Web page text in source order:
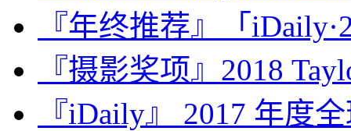
『年终推荐』「
『摄影奖项』2018
『iDaily』 2017 年度